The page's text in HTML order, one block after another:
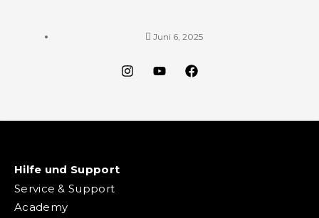
Juni 6, 2025
Hilfe und Support
Service & Support
Academy